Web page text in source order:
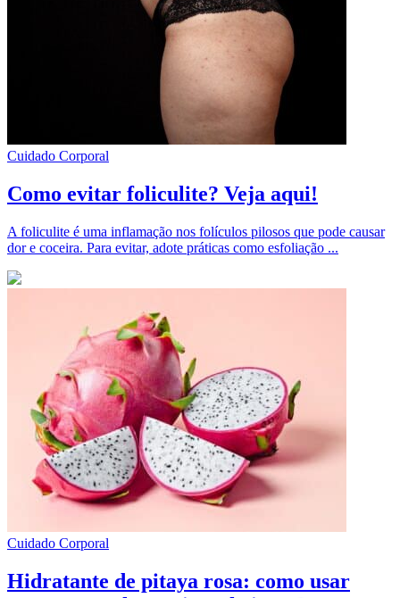
Cuidado Corporal
Como evitar foliculite? Veja aqui!
A foliculite é uma inflamação nos folículos pilosos que pode causar
dor e coceira. Para evitar, adote práticas como esfoliação ...
Cuidado Corporal
Hidratante de pitaya rosa: como usar